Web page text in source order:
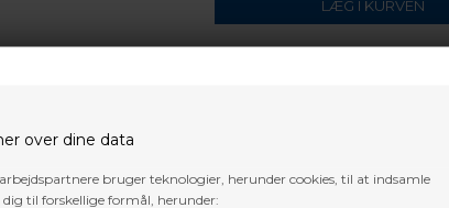
over dine data
bruger teknologier, herunder cookies, til at indsamle
til forskellige formål, herunder:
jagtbuer,